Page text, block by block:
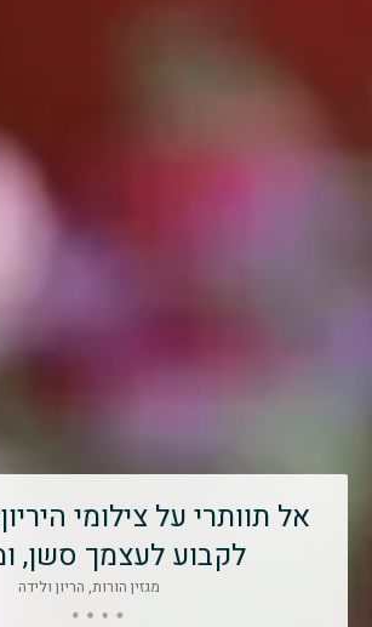
לקבוע לעצמך סשן,
מגזין הורות, הריון ולידה